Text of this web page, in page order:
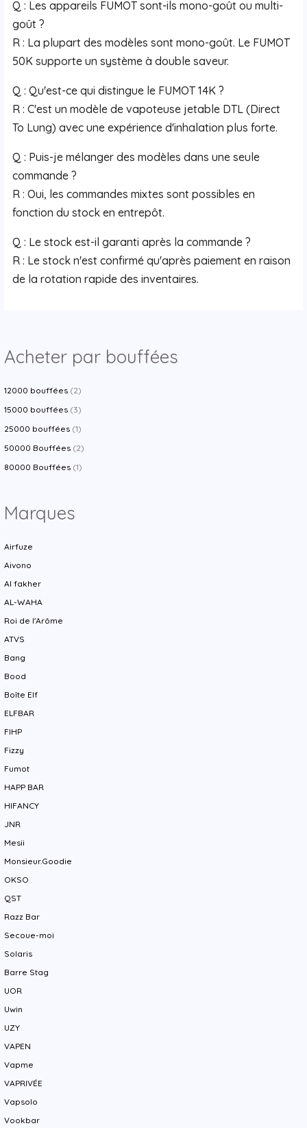
Acheter par bouffées
12000 bouffées (2)
15000 bouffées (3)
25000 bouffées (1)
50000 Bouffées (2)
80000 Bouffées (1)
Marques
Airfuze
Aivono
Al fakher
AL-WAHA
Roi de l'Arôme
ATVS
Bang
Bood
Boîte Elf
ELFBAR
FIHP
Fizzy
Fumot
HAPP BAR
HIFANCY
JNR
Mesii
Monsieur.Goodie
OKSO
QST
Razz Bar
Secoue-moi
Solaris
Barre Stag
UOR
Uwin
UZY
VAPEN
Vapme
VAPRIVÉE
Vapsolo
Vookbar
Q : Les appareils FUMOT sont-ils mono-goût ou multi-
goût ?
R : La plupart des modèles sont mono-goût. Le FUMOT
50K supporte un système à double saveur.
Q : Qu'est-ce qui distingue le FUMOT 14K ?
R : C'est un modèle de vapoteuse jetable DTL (Direct
To Lung) avec une expérience d'inhalation plus forte.
Q : Puis-je mélanger des modèles dans une seule
commande ?
R : Oui, les commandes mixtes sont possibles en
fonction du stock en entrepôt.
Q : Le stock est-il garanti après la commande ?
R : Le stock n'est confirmé qu'après paiement en raison
de la rotation rapide des inventaires.